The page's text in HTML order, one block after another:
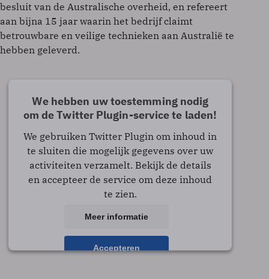
besluit van de Australische overheid, en refereert
aan bijna 15 jaar waarin het bedrijf claimt
betrouwbare en veilige technieken aan Australië te
hebben geleverd.
We hebben uw toestemming nodig
om de Twitter Plugin-service te laden!
We gebruiken Twitter Plugin om inhoud in
te sluiten die mogelijk gegevens over uw
activiteiten verzamelt. Bekijk de details
en accepteer de service om deze inhoud
te zien.
Meer informatie
Accepteren